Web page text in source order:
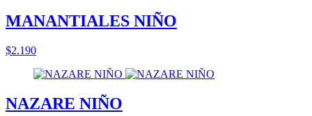
MANANTIALES NIÑO
$2.190
NAZARE NIÑO